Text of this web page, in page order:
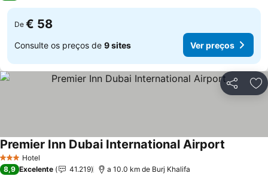
De € 58
Consulte os preços de 9 sites Ver preços
Partilhar
3 EstrelasHotel
Premier Inn Dubai International Airport
8,9 Excelente 41.219 a 10.0 km de Burj Khalifa